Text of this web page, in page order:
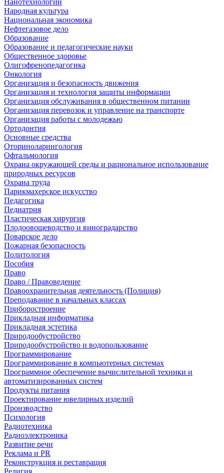
Народная культура
Национальная экономика
Нефтегазовое дело
Образование
Образование и педагогические науки
Общественное здоровье
Олигофренопедагогика
Онкология
Организация и безопасность движения
Организация и технология защиты информации
Организация обслуживания в общественном питании
Организация перевозок и управление на транспорте
Организация работы с молодежью
Ортодонтия
Основные средства
Оториноларингология
Офтальмология
Охрана окружающей среды и рациональное использование
природных ресурсов
Охрана труда
Парикмахерское искусство
Педагогика
Педиатрия
Пластическая хирургия
Плодоовощеводство и виноградарство
Поварское дело
Пожарная безопасность
Политология
Пособия
Право
Право / Правоведение
Правоохранительная деятельность (Полиция)
Преподавание в начальных классах
Приборостроение
Прикладная информатика
Прикладная эстетика
Природообустройство
Природообустройство и водопользование
Программирование
Программирование в компьютерных системах
Программное обеспечение вычислительной техники и
автоматизированных систем
Продукты питания
Проектирование ювелирных изделий
Производство
Психология
Радиотехника
Радиоэлектроника
Развитие речи
Реклама и PR
Реконструкция и реставрация
Религия